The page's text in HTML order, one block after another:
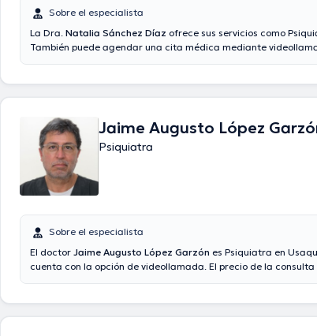
Sobre el especialista
La Dra. Natalia Sánchez Díaz ofrece sus servicios como
También puede agendar una cita médica mediante
Jaime Augusto López
Psiquiatra
Sobre el especialista
El doctor Jaime Augusto López Garzón es Psiquiatra en
cuenta con la opción de videollamada. El precio de la consulta